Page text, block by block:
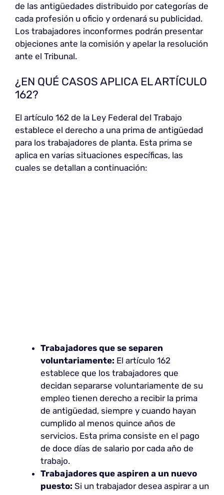
de las antigüedades distribuido por categorías de
cada profesión u oficio y ordenará su publicidad.
Los trabajadores inconformes podrán presentar
objeciones ante la comisión y apelar la resolución
ante el Tribunal.
¿EN QUÉ CASOS APLICA EL ARTÍCULO
162?
El artículo 162 de la Ley Federal del Trabajo
establece el derecho a una prima de antigüedad
para los trabajadores de planta. Esta prima se
aplica en varias situaciones específicas, las
cuales se detallan a continuación:
Trabajadores que se separen
voluntariamente: El artículo 162
establece que los trabajadores que
decidan separarse voluntariamente de su
empleo tienen derecho a recibir la prima
de antigüedad, siempre y cuando hayan
cumplido al menos quince años de
servicios. Esta prima consiste en el pago
de doce días de salario por cada año de
trabajo.
Trabajadores que aspiren a un nuevo
puesto: Si un trabajador desea aspirar a un